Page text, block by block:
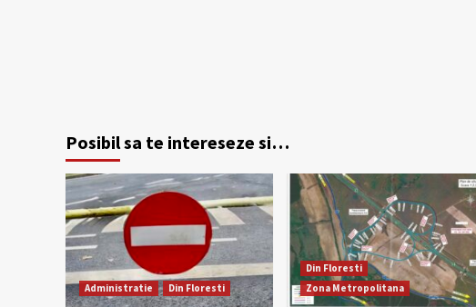
Posibil sa te intereseze si…
Administratie Din Floresti
Din Floresti
Zona Metropolitana